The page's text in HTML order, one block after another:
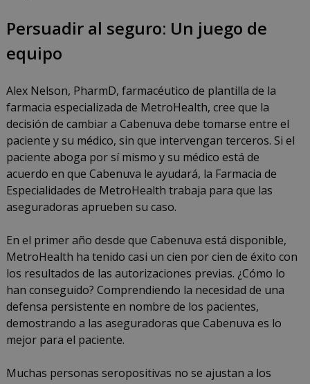
Persuadir al seguro: Un juego de
equipo
Alex Nelson, PharmD, farmacéutico de plantilla de la
farmacia especializada de MetroHealth, cree que la
decisión de cambiar a Cabenuva debe tomarse entre el
paciente y su médico, sin que intervengan terceros. Si el
paciente aboga por sí mismo y su médico está de
acuerdo en que Cabenuva le ayudará, la Farmacia de
Especialidades de MetroHealth trabaja para que las
aseguradoras aprueben su caso.
En el primer año desde que Cabenuva está disponible,
MetroHealth ha tenido casi un cien por cien de éxito con
los resultados de las autorizaciones previas. ¿Cómo lo
han conseguido? Comprendiendo la necesidad de una
defensa persistente en nombre de los pacientes,
demostrando a las aseguradoras que Cabenuva es lo
mejor para el paciente.
Muchas personas seropositivas no se ajustan a los